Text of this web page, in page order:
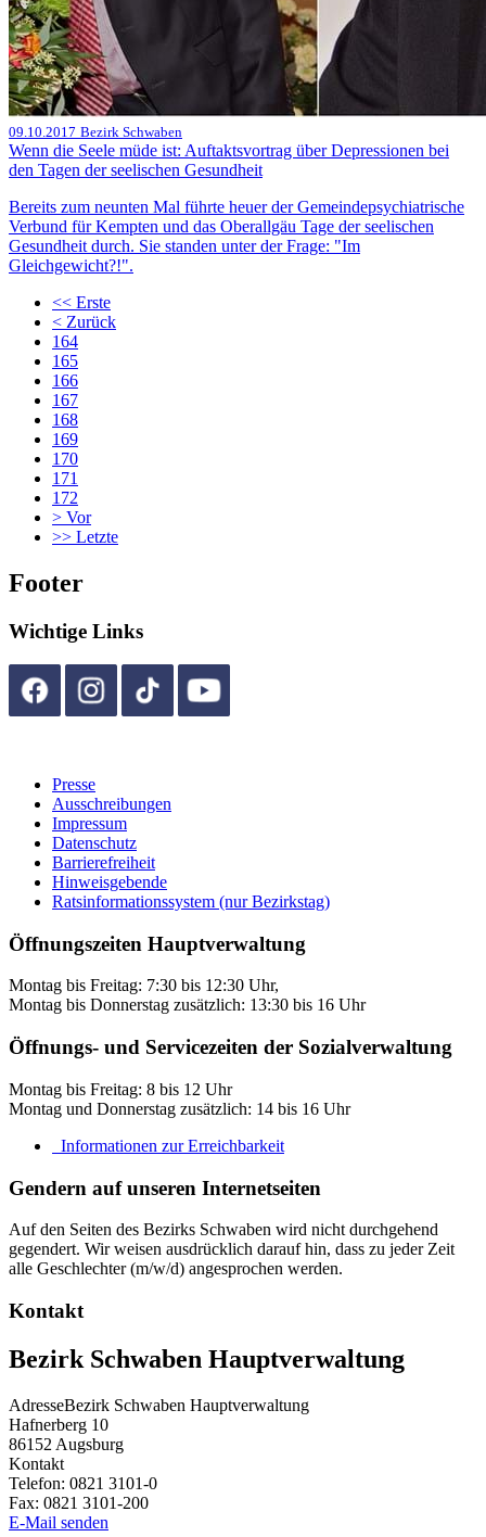
09.10.2017 Bezirk Schwaben
Wenn die Seele müde ist: Auftaktsvortrag über Depressionen bei
den Tagen der seelischen Gesundheit
Bereits zum neunten Mal führte heuer der Gemeindepsychiatrische
Verbund für Kempten und das Oberallgäu Tage der seelischen
Gesundheit durch. Sie standen unter der Frage: "Im
Gleichgewicht?!".
<< Erste
< Zurück
164
165
166
167
168
169
170
171
172
> Vor
>> Letzte
Footer
Wichtige Links
Presse
Ausschreibungen
Impressum
Datenschutz
Barrierefreiheit
Hinweisgebende
Ratsinformationssystem (nur Bezirkstag)
Öffnungszeiten Hauptverwaltung
Montag bis Freitag: 7:30 bis 12:30 Uhr,
Montag bis Donnerstag zusätzlich: 13:30 bis 16 Uhr
Öffnungs- und Servicezeiten der Sozialverwaltung
Montag bis Freitag: 8 bis 12 Uhr
Montag und Donnerstag zusätzlich: 14 bis 16 Uhr
Informationen zur Erreichbarkeit
Gendern auf unseren Internetseiten
Auf den Seiten des Bezirks Schwaben wird nicht durchgehend
gegendert. Wir weisen ausdrücklich darauf hin, dass zu jeder Zeit
alle Geschlechter (m/w/d) angesprochen werden.
Kontakt
Bezirk Schwaben Hauptverwaltung
AdresseBezirk Schwaben Hauptverwaltung
Hafnerberg 10
86152 Augsburg
Kontakt
Telefon: 0821 3101-0
Fax: 0821 3101-200
E-Mail senden